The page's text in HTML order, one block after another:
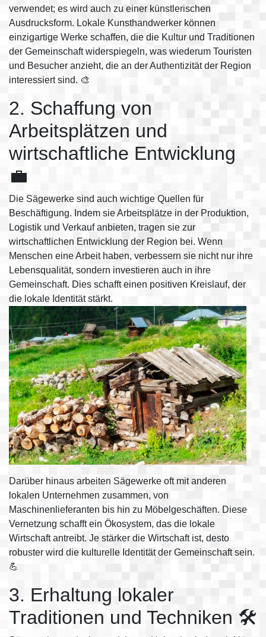
verwendet; es wird auch zu einer künstlerischen
Ausdrucksform. Lokale Kunsthandwerker können
einzigartige Werke schaffen, die die Kultur und Traditionen
der Gemeinschaft widerspiegeln, was wiederum Touristen
und Besucher anzieht, die an der Authentizität der Region
interessiert sind. 🎨
2. Schaffung von
Arbeitsplätzen und
wirtschaftliche Entwicklung
💼
Die Sägewerke sind auch wichtige Quellen für
Beschäftigung. Indem sie Arbeitsplätze in der Produktion,
Logistik und Verkauf anbieten, tragen sie zur
wirtschaftlichen Entwicklung der Region bei. Wenn
Menschen eine Arbeit haben, verbessern sie nicht nur ihre
Lebensqualität, sondern investieren auch in ihre
Gemeinschaft. Dies schafft einen positiven Kreislauf, der
die lokale Identität stärkt.
Darüber hinaus arbeiten Sägewerke oft mit anderen
lokalen Unternehmen zusammen, von
Maschinenlieferanten bis hin zu Möbelgeschäften. Diese
Vernetzung schafft ein Ökosystem, das die lokale
Wirtschaft antreibt. Je stärker die Wirtschaft ist, desto
robuster wird die kulturelle Identität der Gemeinschaft sein.
💪
3. Erhaltung lokaler
Traditionen und Techniken 🛠️